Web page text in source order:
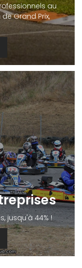
au
Grand Prix,
jusqu'à 44% !